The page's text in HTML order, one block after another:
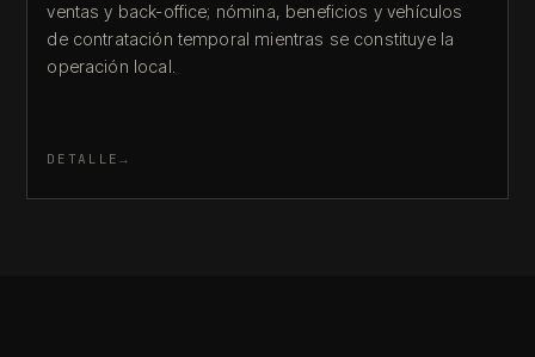
ventas y back-office; nómina, beneficios y vehículos
de contratación temporal mientras se constituye la
operación local.
DETALLE